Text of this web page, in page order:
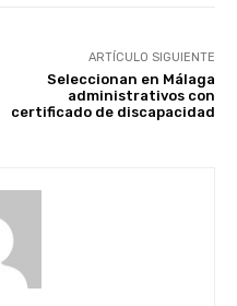
ARTÍCULO SIGUIENTE
Seleccionan en Málaga
administrativos con
certificado de discapacidad